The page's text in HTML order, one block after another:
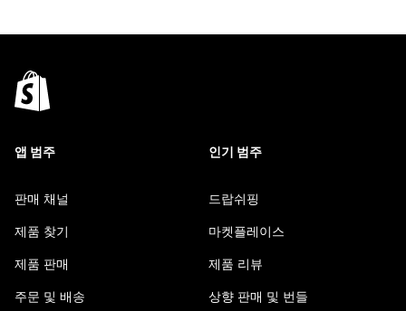
앱 범주
판매 채널
제품 찾기
제품 판매
주문 및 배송
인기 범주
드랍쉬핑
마켓플레이스
제품 리뷰
상향 판매 및 번들